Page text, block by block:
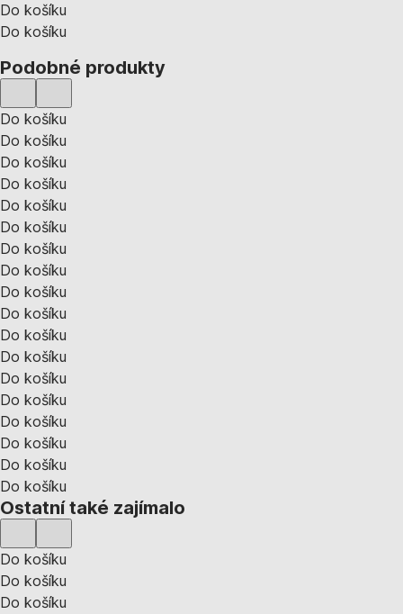
Do košíku
Do košíku
Podobné produkty
Do košíku
Do košíku
Do košíku
Do košíku
Do košíku
Do košíku
Do košíku
Do košíku
Do košíku
Do košíku
Do košíku
Do košíku
Do košíku
Do košíku
Do košíku
Do košíku
Do košíku
Do košíku
Ostatní také zajímalo
Do košíku
Do košíku
Do košíku